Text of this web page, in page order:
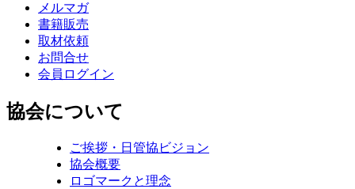
メルマガ
書籍販売
取材依頼
お問合せ
会員ログイン
協会について
ご挨拶・日管協ビジョン
協会概要
ロゴマークと理念